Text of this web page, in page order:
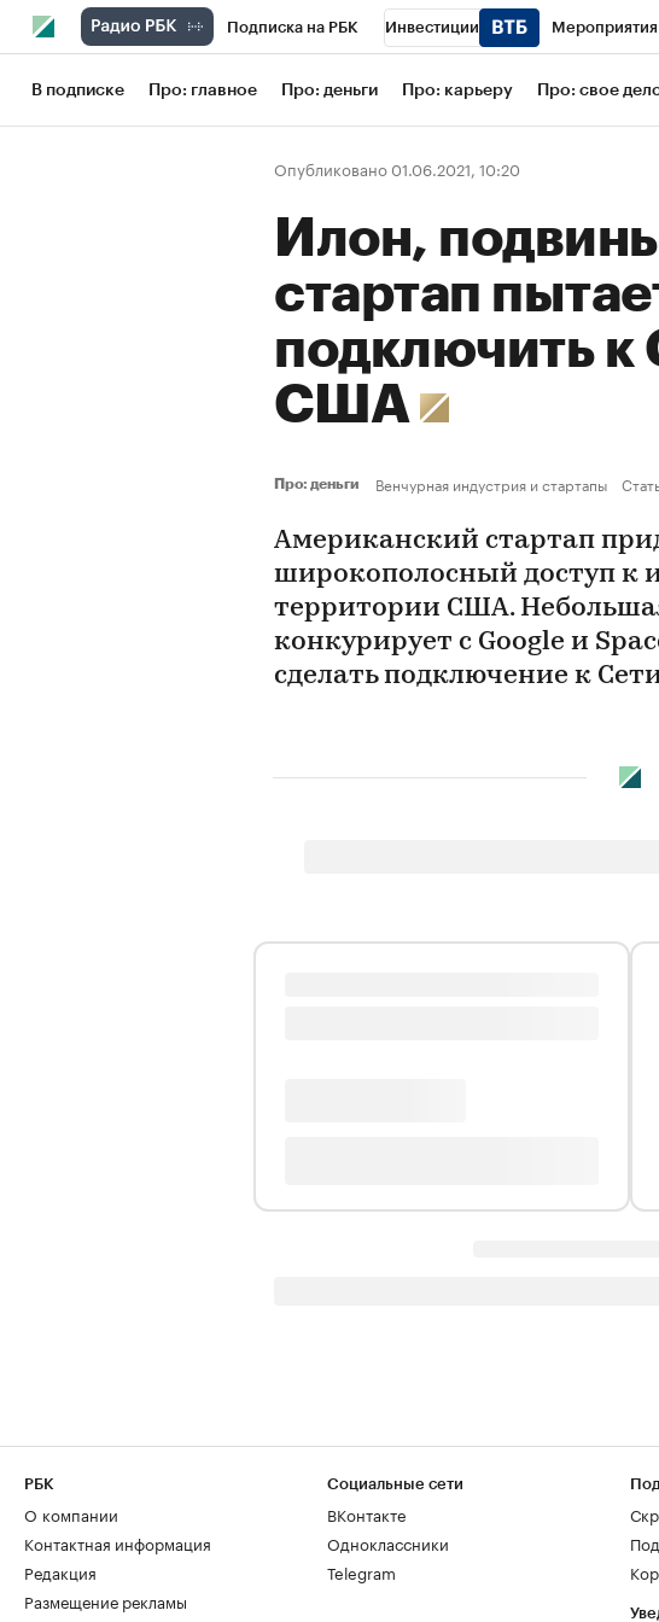
Подписка на РБК Инвестиции Мероприятия
Школа управления РБК РБК Образование
Рынок наличной валюты
В подписке Про: главное Про: деньги Про: карьеру Про: свое
Опубликовано 01.06.2021, 10:20
Илон,
стартап
подключить к
США
Про: деньги Венчурная индустрия и стартапы
Американский стартап
широкополосный доступ к
территории США.
конкурирует с Google и
сделать подключение к
РБК
О компании
Контактная информация
Редакция
Размещение рекламы
Социальные сети
ВКонтакте
Одноклассники
Telegram